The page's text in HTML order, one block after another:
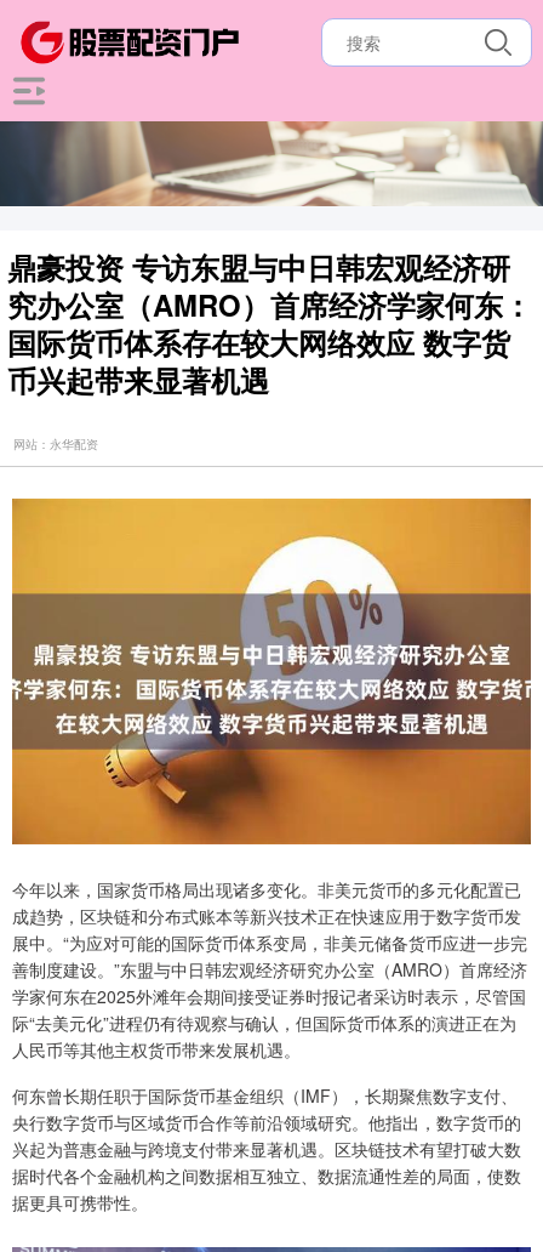
鼎豪投资 专访东盟与中日韩宏观经济研
究办公室（AMRO）首席经济学家何东：
国际货币体系存在较大网络效应 数字货
币兴起带来显著机遇
网站：永华配资
今年以来，国家货币格局出现诸多变化。非美元货币的多元化配置已
成趋势，区块链和分布式账本等新兴技术正在快速应用于数字货币发
展中。“为应对可能的国际货币体系变局，非美元储备货币应进一步完
善制度建设。”东盟与中日韩宏观经济研究办公室（AMRO）首席经济
学家何东在2025外滩年会期间接受证券时报记者采访时表示，尽管国
际“去美元化”进程仍有待观察与确认，但国际货币体系的演进正在为
人民币等其他主权货币带来发展机遇。
何东曾长期任职于国际货币基金组织（IMF），长期聚焦数字支付、
央行数字货币与区域货币合作等前沿领域研究。他指出，数字货币的
兴起为普惠金融与跨境支付带来显著机遇。区块链技术有望打破大数
据时代各个金融机构之间数据相互独立、数据流通性差的局面，使数
据更具可携带性。